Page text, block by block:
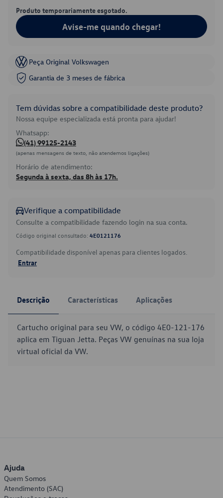
Produto temporariamente esgotado.
Avise-me quando chegar!
Peça Original Volkswagen
Garantia de 3 meses de fábrica
Tem dúvidas sobre a compatibilidade deste produto?
Nossa equipe especializada está pronta para ajudar!
Whatsapp:
(41) 99125-2143
(apenas mensagens de texto, não atendemos ligações)
Horário de atendimento:
Segunda à sexta, das 8h às 17h.
Verifique a compatibilidade
Consulte a compatibilidade fazendo login na sua conta.
Código original consultado: 4E0121176
Compatibilidade disponível apenas para clientes logados.
Entrar
Descrição Características Aplicações
Cartucho original para seu VW, o código 4E0-121-176
aplica em Tiguan Jetta. Peças VW genuínas na sua loja
virtual oficial da VW.
Ajuda
Quem Somos
Atendimento (SAC)